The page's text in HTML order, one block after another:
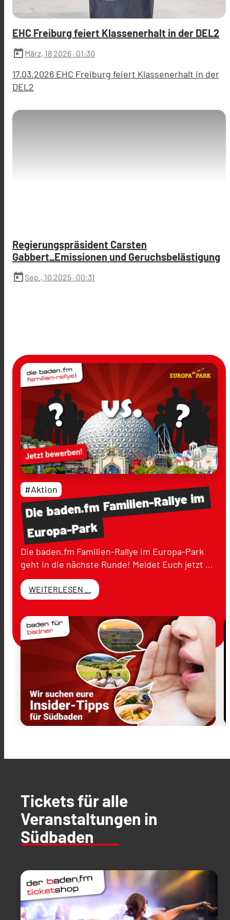
EHC Freiburg feiert Klassenerhalt in der DEL2
today März, 18 2026 · 01:30
17.03.2026 EHC Freiburg feiert Klassenerhalt in der
DEL2
Regierungspräsident Carsten
Gabbert_Emissionen und Geruchsbelästigung
today Sep., 10 2025 · 00:31
Diebaden.fmFamilien-Rallyeim
Europa-Park
#Aktion
Die baden.fm Familien-Rallye im Europa-Park
geht in die nächste Runde! Meldet Euch jetzt …
WEITERLESEN ...
Tickets für alle
Veranstaltungen in
Südbaden